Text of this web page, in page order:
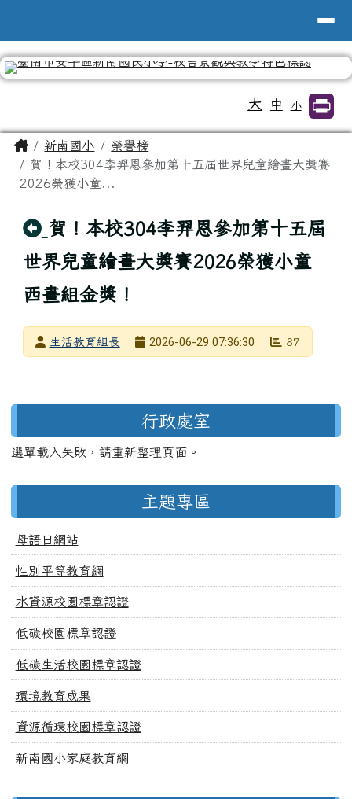
大 中 小
主內容區域
Home新南國小
榮譽榜
賀！本校304李羿恩參加第十五屆世界兒童繪畫大獎賽
2026榮獲小童...
回上頁
賀！本校304李羿恩參加第十五屆
世界兒童繪畫大獎賽2026榮獲小童
西畫組金獎！
發布者生活教育組長
2026-06-29 07:36:30 87
行政處室
選單載入失敗，請重新整理頁面。
主題專區
母語日網站
性別平等教育網
水資源校園標章認證
低碳校園標章認證
低碳生活校園標章認證
環境教育成果
資源循環校園標章認證
新南國小家庭教育網
頁尾區域